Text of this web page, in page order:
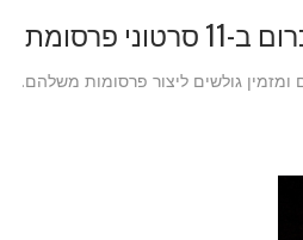
פרסומת
ומזמין גולשים ליצור פרסומות משלהם.